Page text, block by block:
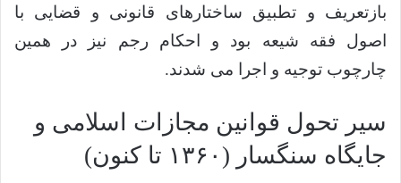
بازتعریف و تطبیق ساختارهای قانونی و قضایی با
اصول فقه شیعه بود و احکام رجم نیز در همین
چارچوب توجیه و اجرا می شدند.
سیر تحول قوانین مجازات اسلامی و
جایگاه سنگسار (۱۳۶۰ تا کنون)